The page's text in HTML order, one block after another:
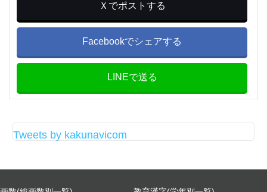
Ｘでポストする
Facebookでシェアする
LINEで送る
Tweets by kakunavicom